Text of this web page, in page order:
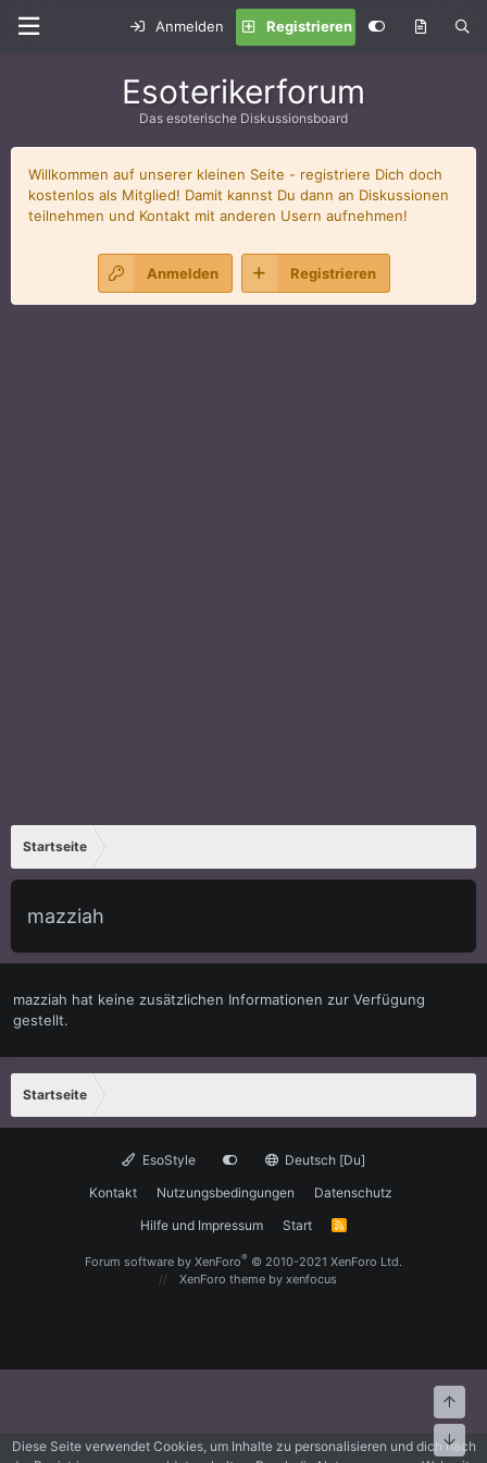
Anmelden Registrieren
Esoterikerforum
Das esoterische Diskussionsboard
Willkommen auf unserer kleinen Seite - registriere Dich doch
kostenlos als Mitglied! Damit kannst Du dann an Diskussionen
teilnehmen und Kontakt mit anderen Usern aufnehmen!
Anmelden Registrieren
Startseite
mazziah
mazziah hat keine zusätzlichen Informationen zur Verfügung
gestellt.
Startseite
EsoStyle
Deutsch [Du]
Kontakt
Nutzungsbedingungen
Datenschutz
Hilfe und Impressum
Start
R
Forum software by XenForo® © 2010-2021 XenForo Ltd.
XenForo theme by xenfocus
Diese Seite verwendet Cookies, um Inhalte zu personalisieren und dich nach
Oben